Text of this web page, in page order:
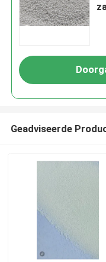
Thuis
Geadviseerde